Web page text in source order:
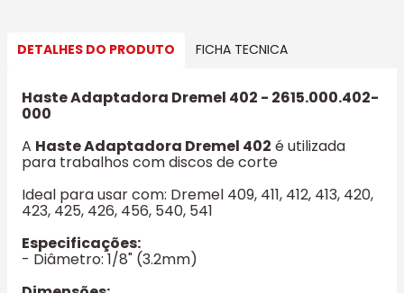
DETALHES DO PRODUTO FICHA TECNICA
Haste Adaptadora Dremel 402 - 2615.000.402-
000
A Haste Adaptadora Dremel 402 é utilizada
para trabalhos com discos de corte
Ideal para usar com: Dremel 409, 411, 412, 413, 420,
423, 425, 426, 456, 540, 541
Especificações:
- Diâmetro: 1/8" (3.2mm)